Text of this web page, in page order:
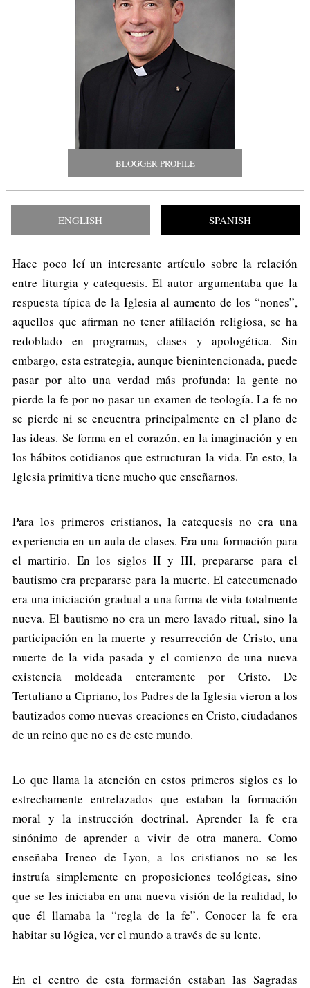
BLOGGER PROFILE
ENGLISH SPANISH
Hace poco leí un interesante artículo sobre la relación
entre liturgia y catequesis. El autor argumentaba que la
respuesta típica de la Iglesia al aumento de los “nones”,
aquellos que afirman no tener afiliación religiosa, se ha
redoblado en programas, clases y apologética. Sin
embargo, esta estrategia, aunque bienintencionada, puede
pasar por alto una verdad más profunda: la gente no
pierde la fe por no pasar un examen de teología. La fe no
se pierde ni se encuentra principalmente en el plano de
las ideas. Se forma en el corazón, en la imaginación y en
los hábitos cotidianos que estructuran la vida. En esto, la
Iglesia primitiva tiene mucho que enseñarnos.
Para los primeros cristianos, la catequesis no era una
experiencia en un aula de clases. Era una formación para
el martirio. En los siglos II y III, prepararse para el
bautismo era prepararse para la muerte. El catecumenado
era una iniciación gradual a una forma de vida totalmente
nueva. El bautismo no era un mero lavado ritual, sino la
participación en la muerte y resurrección de Cristo, una
muerte de la vida pasada y el comienzo de una nueva
existencia moldeada enteramente por Cristo. De
Tertuliano a Cipriano, los Padres de la Iglesia vieron a los
bautizados como nuevas creaciones en Cristo, ciudadanos
de un reino que no es de este mundo.
Lo que llama la atención en estos primeros siglos es lo
estrechamente entrelazados que estaban la formación
moral y la instrucción doctrinal. Aprender la fe era
sinónimo de aprender a vivir de otra manera. Como
enseñaba Ireneo de Lyon, a los cristianos no se les
instruía simplemente en proposiciones teológicas, sino
que se les iniciaba en una nueva visión de la realidad, lo
que él llamaba la “regla de la fe”. Conocer la fe era
habitar su lógica, ver el mundo a través de su lente.
En el centro de esta formación estaban las Sagradas